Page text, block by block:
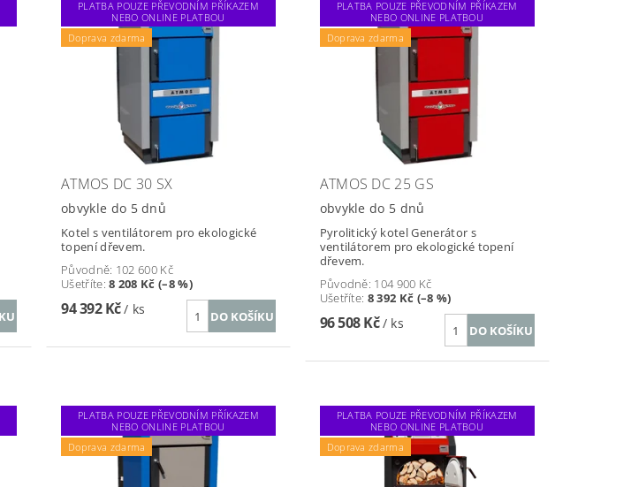
PLATBA POUZE PŘEVODNÍM PŘÍKAZEM
NEBO ONLINE PLATBOU
Doprava zdarma
ATMOS DC 30 SX
obvykle do 5 dnů
Kotel s ventilátorem pro ekologické
topení dřevem.
Původně: 102 600 Kč
Ušetříte:8 208 Kč (–8 %)
94 392 Kč/ ks
PLATBA POUZE PŘEVODNÍM PŘÍKAZEM
NEBO ONLINE PLATBOU
Doprava zdarma
ATMOS DC 25 GS
obvykle do 5 dnů
Pyrolitický kotel Generátor s
ventilátorem pro ekologické topení
dřevem.
Původně: 104 900 Kč
Ušetříte: 8 392 Kč (–8 %)
96 508 Kč/ ks
PLATBA POUZE PŘEVODNÍM PŘÍKAZEM
NEBO ONLINE PLATBOU
Doprava zdarma
PLATBA POUZE PŘEVODNÍM PŘÍKAZEM
NEBO ONLINE PLATBOU
Doprava zdarma